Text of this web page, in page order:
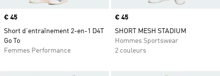
Prix
€ 45
Short d’entraînement 2-en-1 D4T
Go To
Femmes Performance
Prix
€ 45
SHORT MESH STADIUM
Hommes Sportswear
2 couleurs